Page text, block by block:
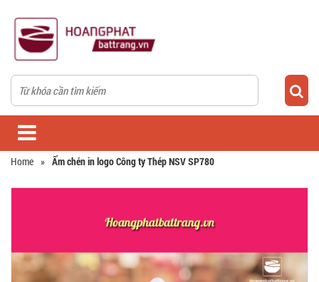
Home » Ấm chén in logo Công ty Thép NSV SP780